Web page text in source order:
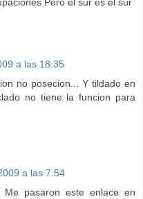
a las 18:35
no posecion... Y tildado en
no tiene la funcion para
a las 7:54
Me pasaron este enlace en